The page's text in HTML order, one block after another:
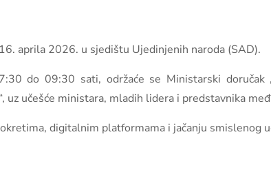
aprila 2026. u sjedištu Ujedinjenih naroda (SAD).
do 09:30 sati, održaće se Ministarski doručak
učešće ministara, mladih lidera i predstavnika
digitalnim platformama i jačanju smislenog